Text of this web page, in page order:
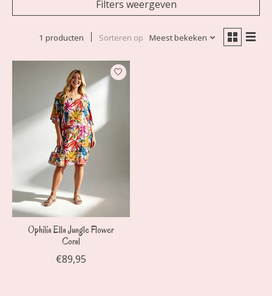
Filters weergeven
1 producten Sorteren op Meest bekeken
Ophilia Ella Jungle Flower
Coral
€89,95